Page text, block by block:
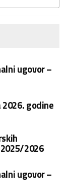
ugovor –
2026. godine
2026
ugovor –